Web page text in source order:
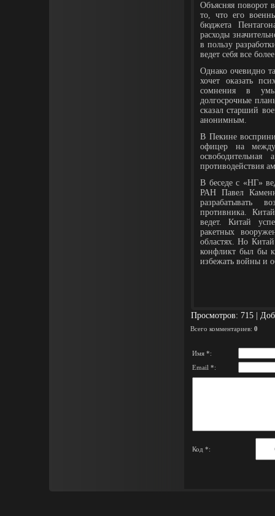
Объясняя поворот
то, что его
бюджета
расходы
в пользу
ведет себя все
Однако очевидно
хочет оказать
сомнения в умы
долгосрочные
сказал старший
анонимным.
В Пекине
офицер на
противодействия
В беседе с «НГ»
РАН Павел
разрабатывать
противника.
ведет. Китай
ракетных
областях. Но
конфликт был бы
избежать войны и
Просмотров: 715 |
Всего комментариев: 0
Имя *:
Email *:
Код *: